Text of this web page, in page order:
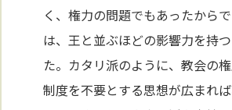
く、権力の問題でもあったからで
は、王と並ぶほどの影響力を持
た。カタリ派のように、教会の
制度を不要とする思想が広まれ